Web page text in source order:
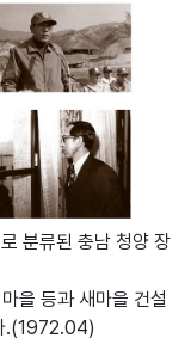
분류된 충남 청양 장
을 등과 새마을 건설
.(1972.04)